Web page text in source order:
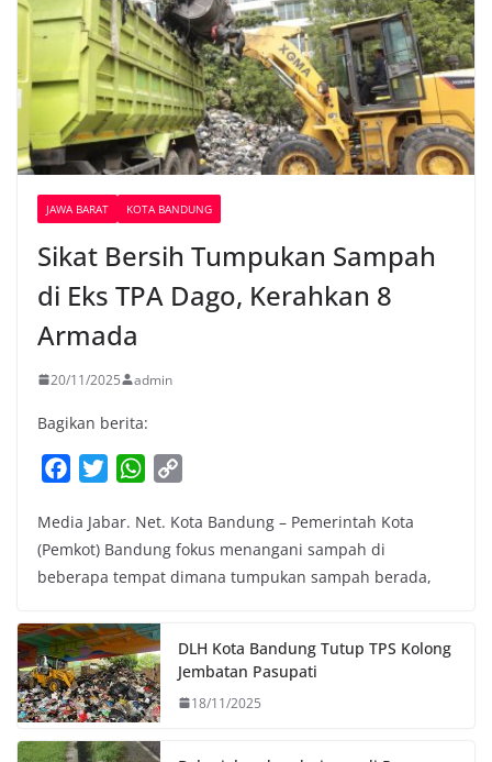
JAWA BARAT KOTA BANDUNG
Sikat Bersih Tumpukan Sampah
di Eks TPA Dago, Kerahkan 8
Armada
20/11/2025 admin
Bagikan berita:
c
e
b
o
k
i
t
t
r
W
a
t
s
p
p
p
y
L
n
k
Media Jabar. Net. Kota Bandung – Pemerintah Kota
(Pemkot) Bandung fokus menangani sampah di
beberapa tempat dimana tumpukan sampah berada,
DLH Kota Bandung Tutup TPS Kolong
Jembatan Pasupati
18/11/2025